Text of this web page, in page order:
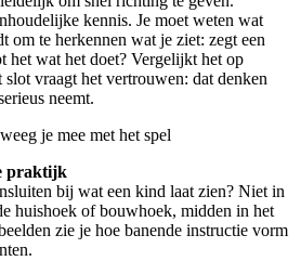
kennis. Je moet weten wat
om te herkennen wat je ziet: zegt een
wat het doet? Vergelijkt het op
vraagt het vertrouwen: dat denken
neemt.
je mee met het spel
praktijk
bij wat een kind laat zien? Niet in
huishoek of bouwhoek, midden in het
zie je hoe banende instructie vorm